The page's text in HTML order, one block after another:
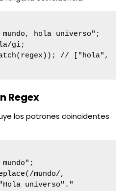
hola universo";
gi;
// ["hola",
Regex
los patrones coincidentes
mundo/,
universo"."